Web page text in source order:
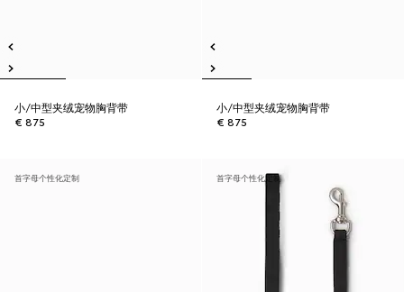
小/中型夹绒宠物胸背带
€ 875
小/中型夹绒宠物胸背带
€ 875
首字母个性化定制 首字母个性化定制